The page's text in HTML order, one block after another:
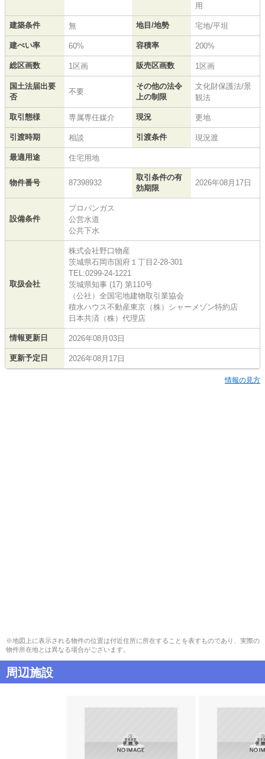
用
建築条件 無 地目/地勢 宅地/平坦
建ぺい率 60% 容積率 200%
総区画数 1区画 販売区画数 1区画
国土法届出要
否
不要
その他の法令
上の制限
文化財保護法/景
観法
取引態様 専属専任媒介 現況 更地
引渡時期 相談 引渡条件 現況渡
最適用途 住宅用地
物件番号 87398932
取引条件の有
効期限
2026年08月17日
設備条件
プロパンガス
公営水道
公共下水
取扱会社
株式会社野口物産
茨城県石岡市国府１丁目2-28-301
TEL:0299-24-1221
茨城県知事 (17) 第110号
（公社）全国宅地建物取引業協会
積水ハウス不動産東京（株）シャーメゾン特約店
日本共済（株）代理店
情報更新日 2026年08月03日
更新予定日 2026年08月17日
情報の見方
※地図上に表示される物件の位置は付近住所に所在することを表すものであり、実際の
物件所在地とは異なる場合がございます。
周辺施設